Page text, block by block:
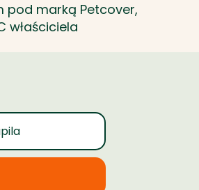
pod marką Petcover,
właściciela